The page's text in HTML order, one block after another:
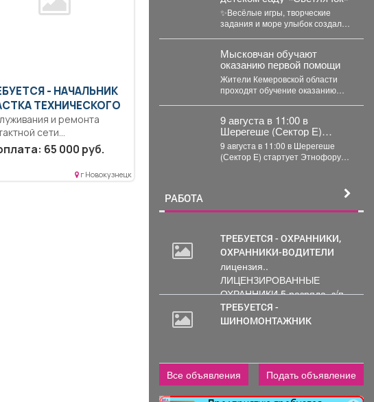
- НАЧАЛЬНИК
ТЕХНИЧЕСКОГО
и ремонта
сети
Высшее-
Обеспечение
65 000 руб.
г Новокузнецк
✨Весёлые игры, творческие
задания и море улыбок создали
принял...
Мысковчан обучают
оказанию первой помощи
Жители Кемеровской области
проходят обучение оказанию
9 августа в 11:00 в
Шерегеше (Сектор Е)
стартует Этнофорум «Мир
коренных народов.
9 августа в 11:00 в Шерегеше
(Сектор Е) стартует Этнофорум
РАБОТА
ТРЕБУЕТСЯ - ОХРАННИКИ,
ОХРАННИКИ-ВОДИТЕЛИ
лицензия..
ЛИЦЕНЗИРОВАННЫЕ
ОХРАННИКИ 5 разряда, з/п
от 33000 руб. 6...
ТРЕБУЕТСЯ -
ШИНОМОНТАЖНИК
Все объявления
Подать объявление